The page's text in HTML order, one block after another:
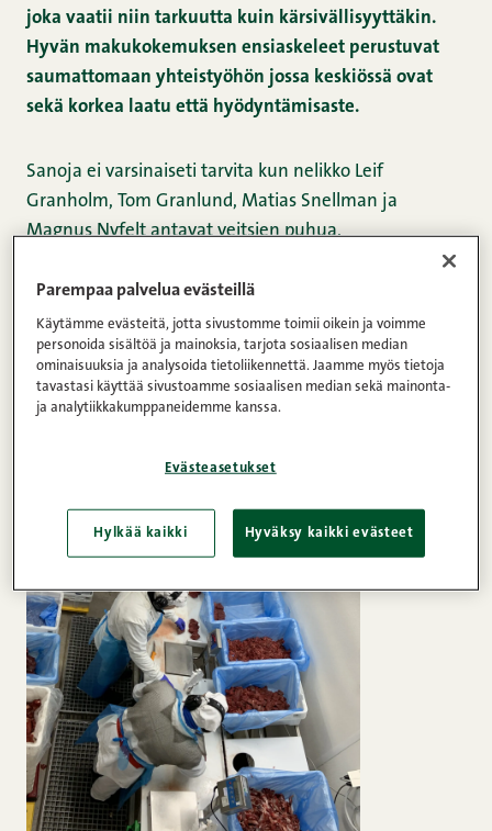
joka vaatii niin tarkuutta kuin kärsivällisyyttäkin.
Hyvän makukokemuksen ensiaskeleet perustuvat
saumattomaan yhteistyöhön jossa keskiössä ovat
sekä korkea laatu että hyödyntämisaste.
Sanoja ei varsinaiseti tarvita kun nelikko Leif
Granholm, Tom Granlund, Matias Snellman ja
Magnus Nyfelt antavat veitsien puhua.
herrat
Parempaa palvelua evästeillä
Käytämme evästeitä, jotta sivustomme toimii oikein ja voimme
personoida sisältöä ja mainoksia, tarjota sosiaalisen median
ominaisuuksia ja analysoida tietoliikennettä. Jaamme myös tietoja
tavastasi käyttää sivustoamme sosiaalisen median sekä mainonta-
ja analytiikkakumppaneidemme kanssa.
Evästeasetukset
Hylkää kaikki Hyväksy kaikki evästeet